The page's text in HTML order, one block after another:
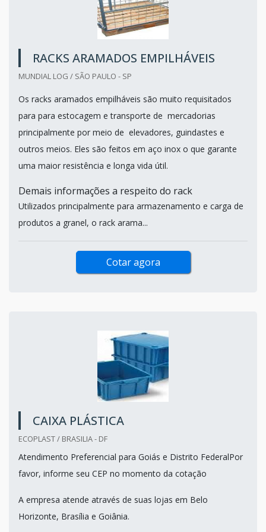
RACKS ARAMADOS EMPILHÁVEIS
MUNDIAL LOG / SÃO PAULO - SP
Os racks aramados empilháveis são muito requisitados
para para estocagem e transporte de mercadorias
principalmente por meio de elevadores, guindastes e
outros meios. Eles são feitos em aço inox o que garante
uma maior resistência e longa vida útil.
Demais informações a respeito do rack
Utilizados principalmente para armazenamento e carga de
produtos a granel, o rack arama...
Cotar agora
CAIXA PLÁSTICA
ECOPLAST / BRASILIA - DF
Atendimento Preferencial para Goiás e Distrito FederalPor
favor, informe seu CEP no momento da cotação
A empresa atende através de suas lojas em Belo
Horizonte, Brasília e Goiânia.